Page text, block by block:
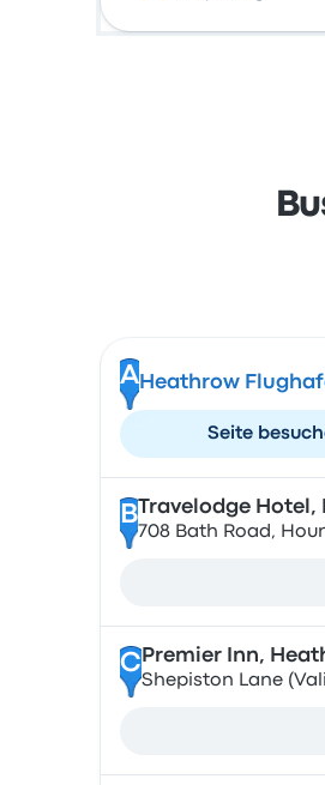
AHeathrow
Seite
B Travelodge
708 Bath Road,
CPremier Inn,
Shepiston Lane